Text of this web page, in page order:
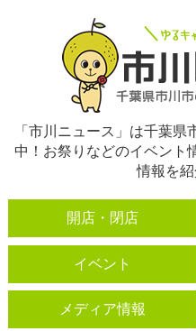
「市川ニュース」は千葉
中！お祭りなどのイベント
情報を紹
開店・閉店
イベント
メディア情報